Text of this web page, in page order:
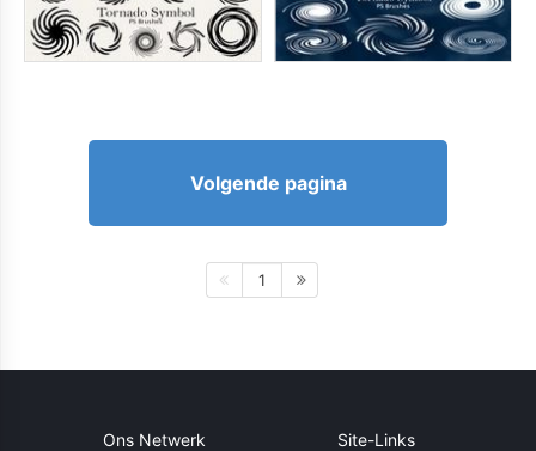
Volgende pagina
1
Ons Netwerk Site-Links